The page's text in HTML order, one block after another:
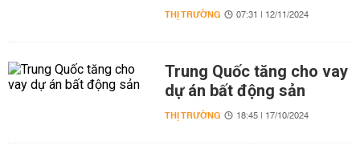
THỊ TRƯỜNG 07:31 | 12/11/2024
Trung Quốc tăng cho vay
dự án bất động sản
THỊ TRƯỜNG 18:45 | 17/10/2024